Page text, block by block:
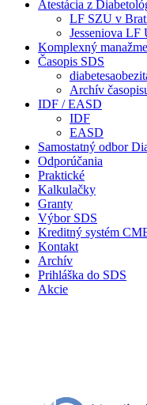
Atestácia z
LF SZU v
Jesseniova
Komplexný
Časopis SDS
Archív
IDF / EASD
IDF
EASD
Samostatný odbor
Odporúčania
Praktické
Kalkulačky
Granty
Výbor SDS
Kreditný systém
Kontakt
Archív
Prihláška do SDS
Akcie